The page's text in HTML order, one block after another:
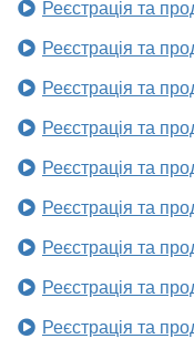
Реєстрація та
Реєстрація та
Реєстрація та
Реєстрація та
Реєстрація та
Реєстрація та
Реєстрація та
Реєстрація та
Реєстрація та